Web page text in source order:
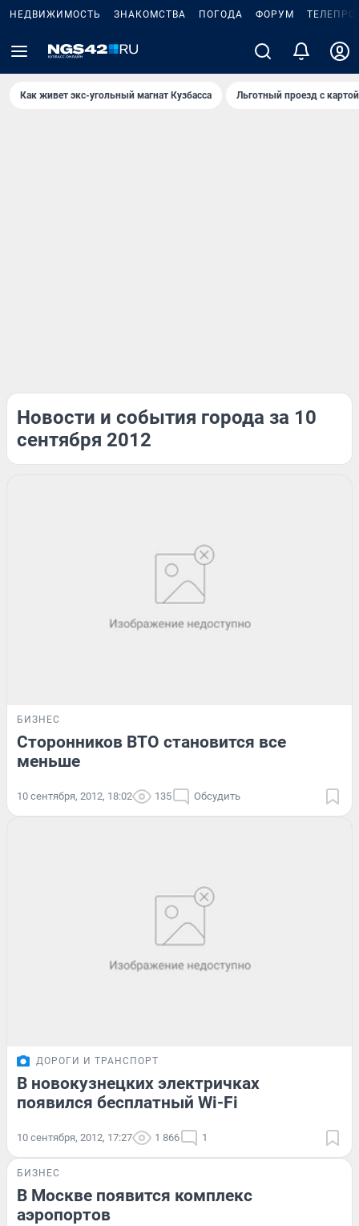
НЕДВИЖИМОСТЬ ЗНАКОМСТВА ПОГОДА ФОРУМ
Как живет экс-угольный магнат Кузбасса Льготный проезд с
Новости и события города за 10
сентября 2012
БИЗНЕС
Сторонников ВТО становится все
меньше
10 сентября, 2012, 18:02 135 Обсудить
ДОРОГИ И ТРАНСПОРТ
В новокузнецких электричках
появился бесплатный Wi-Fi
10 сентября, 2012, 17:27 1 866 1
БИЗНЕС
В Москве появится комплекс
аэропортов